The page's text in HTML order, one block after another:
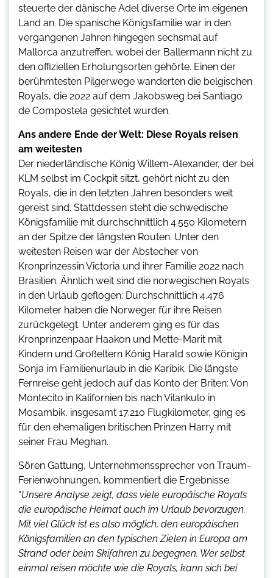
steuerte der dänische Adel diverse Orte im eigenen
Land an. Die spanische Königsfamilie war in den
vergangenen Jahren hingegen sechsmal auf
Mallorca anzutreffen, wobei der Ballermann nicht zu
den offiziellen Erholungsorten gehörte. Einen der
berühmtesten Pilgerwege wanderten die belgischen
Royals, die 2022 auf dem Jakobsweg bei Santiago
de Compostela gesichtet wurden.
Ans andere Ende der Welt: Diese Royals reisen
am weitesten
Der niederländische König Willem-Alexander, der bei
KLM selbst im Cockpit sitzt, gehört nicht zu den
Royals, die in den letzten Jahren besonders weit
gereist sind. Stattdessen steht die schwedische
Königsfamilie mit durchschnittlich 4.550 Kilometern
an der Spitze der längsten Routen. Unter den
weitesten Reisen war der Abstecher von
Kronprinzessin Victoria und ihrer Familie 2022 nach
Brasilien. Ähnlich weit sind die norwegischen Royals
in den Urlaub geflogen: Durchschnittlich 4.476
Kilometer haben die Norweger für ihre Reisen
zurückgelegt. Unter anderem ging es für das
Kronprinzenpaar Haakon und Mette-Marit mit
Kindern und Großeltern König Harald sowie Königin
Sonja im Familienurlaub in die Karibik. Die längste
Fernreise geht jedoch auf das Konto der Briten: Von
Montecito in Kalifornien bis nach Vilankulo in
Mosambik, insgesamt 17.210 Flugkilometer, ging es
für den ehemaligen britischen Prinzen Harry mit
seiner Frau Meghan.
Sören Gattung, Unternehmenssprecher von Traum-
Ferienwohnungen, kommentiert die Ergebnisse:
“Unsere Analyse zeigt, dass viele europäische Royals
die europäische Heimat auch im Urlaub bevorzugen.
Mit viel Glück ist es also möglich, den europäischen
Königsfamilien an den typischen Zielen in Europa am
Strand oder beim Skifahren zu begegnen. Wer selbst
einmal reisen möchte wie die Royals, kann sich bei